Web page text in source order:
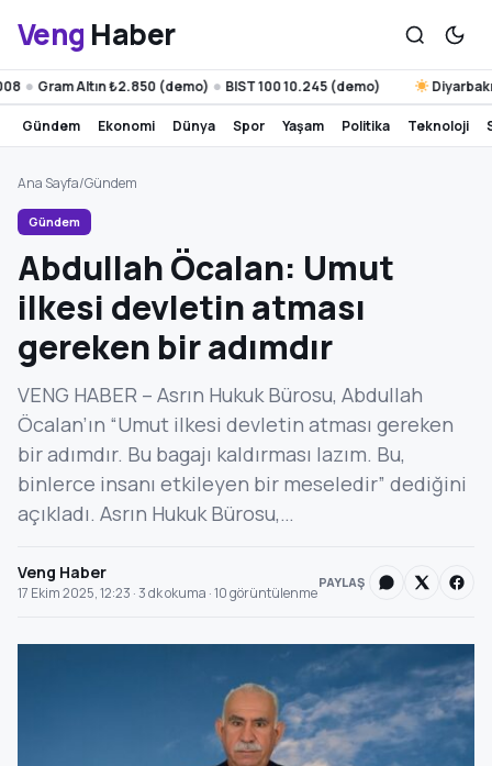
Veng Haber
Altın ₺2.850 (demo) ● BIST 100 10.245 (demo) Diyarbakır 39°
gündem ekonomi dünya spor yaşam politika teknoloji
Ana Sayfa/Gündem
Gündem
Abdullah Öcalan: Umut
ilkesi devletin atması
gereken bir adımdır
VENG HABER – Asrın Hukuk Bürosu, Abdullah
Öcalan’ın “Umut ilkesi devletin atması gereken
bir adımdır. Bu bagajı kaldırması lazım. Bu,
binlerce insanı etkileyen bir meseledir” dediğini
açıkladı. Asrın Hukuk Bürosu,…
Veng Haber
17 Ekim 2025, 12:23 · 3 dk okuma · 10 görüntülenme
PAYLAŞ